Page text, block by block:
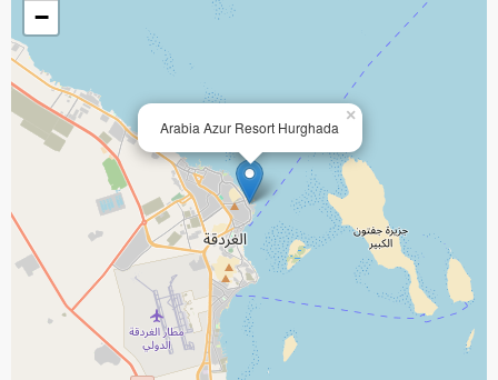
Arabia Azur Resort Hurghada
×
−